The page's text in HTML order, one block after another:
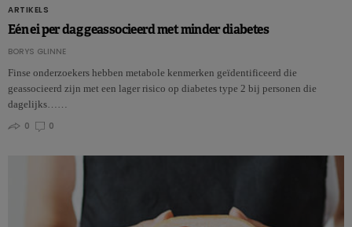
ARTIKELS
Eén ei per dag geassocieerd met minder diabetes
BORYS GLINNE
Finse onderzoekers hebben metabole kenmerken geïdentificeerd die
geassocieerd zijn met een lager risico op diabetes type 2 bij personen die
dagelijks……
0
0